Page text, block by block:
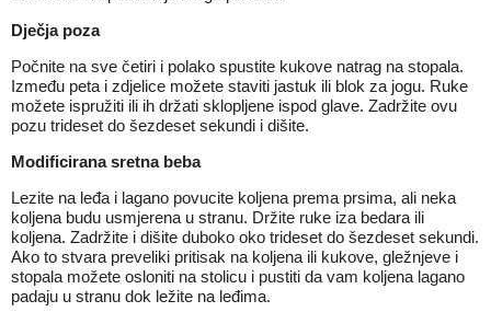
Dječja poza
Počnite na sve četiri i polako spustite kukove natrag na stopala.
Između peta i zdjelice možete staviti jastuk ili blok za jogu. Ruke
možete ispružiti ili ih držati sklopljene ispod glave. Zadržite ovu
pozu trideset do šezdeset sekundi i dišite.
Modificirana sretna beba
Lezite na leđa i lagano povucite koljena prema prsima, ali neka
koljena budu usmjerena u stranu. Držite ruke iza bedara ili
koljena. Zadržite i dišite duboko oko trideset do šezdeset sekundi.
Ako to stvara preveliki pritisak na koljena ili kukove, gležnjeve i
stopala možete osloniti na stolicu i pustiti da vam koljena lagano
padaju u stranu dok ležite na leđima.